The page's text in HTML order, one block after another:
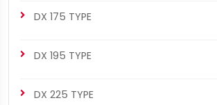
DX 175 TYPE
DX 195 TYPE
DX 225 TYPE